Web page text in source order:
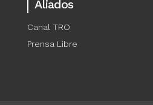
Aliados
Canal TRO
Prensa Libre